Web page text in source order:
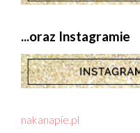
...oraz Instagramie
nakanapie.pl